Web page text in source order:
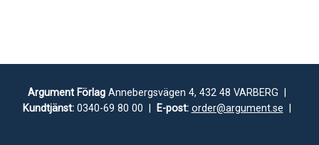
Argument FörlagAnnebergsvägen 4, 432 48 VARBERG |
Kundtjänst:0340-69 80 00 | E-post: order@argument.se